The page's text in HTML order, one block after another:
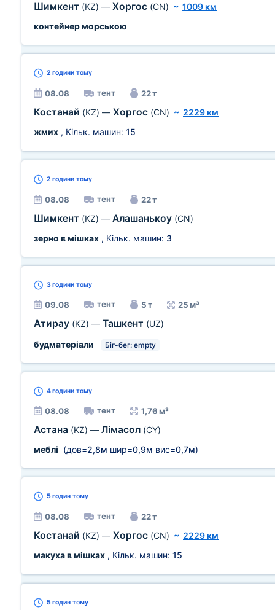
Шимкент (KZ) — Хоргос (CN) ~ 1009 км
контейнер морською
2 години тому
08.08 тент 22 т
Костанай (KZ) — Хоргос (CN) ~ 2229 км
жмих , Кільк. машин: 15
2 години тому
08.08 тент 22 т
Шимкент (KZ) — Алашанькоу (CN)
зерно в мішках , Кільк. машин: 3
3 години тому
09.08 тент 5 т 25 м³
Атирау (KZ) — Ташкент (UZ)
будматеріали
Біг-бег: empty
4 години тому
08.08 тент 1,76 м³
Астана (KZ) — Лімасол (CY)
меблі (дов=2,8м шир=0,9м вис=0,7м)
5 годин тому
08.08 тент 22 т
Костанай (KZ) — Хоргос (CN) ~ 2229 км
макуха в мішках , Кільк. машин: 15
5 годин тому